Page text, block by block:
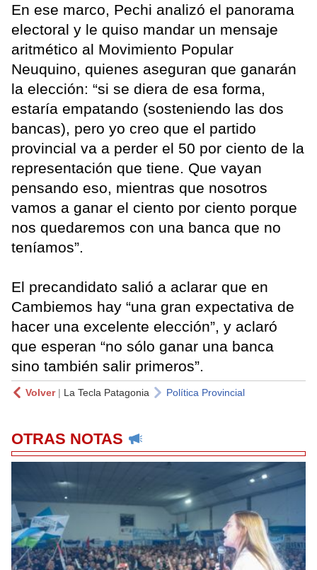
En ese marco, Pechi analizó el panorama
electoral y le quiso mandar un mensaje
aritmético al Movimiento Popular
Neuquino, quienes aseguran que ganarán
la elección: “si se diera de esa forma,
estaría empatando (sosteniendo las dos
bancas), pero yo creo que el partido
provincial va a perder el 50 por ciento de la
representación que tiene. Que vayan
pensando eso, mientras que nosotros
vamos a ganar el ciento por ciento porque
nos quedaremos con una banca que no
teníamos”.
El precandidato salió a aclarar que en
Cambiemos hay “una gran expectativa de
hacer una excelente elección”, y aclaró
que esperan “no sólo ganar una banca
sino también salir primeros”.
Volver| La Tecla Patagonia Política Provincial
OTRAS NOTAS